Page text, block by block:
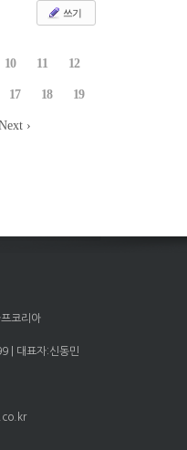
쓰기
10 11 12
17 18 19
›
코리아
| 대표자:신동민